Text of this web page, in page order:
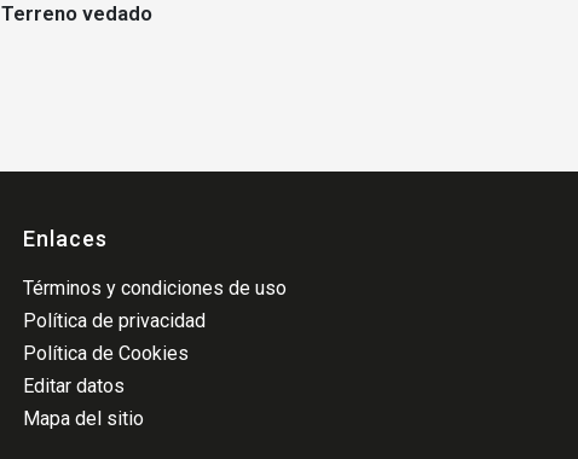
Terreno vedado
Enlaces
Términos y condiciones de uso
Política de privacidad
Política de Cookies
Editar datos
Mapa del sitio